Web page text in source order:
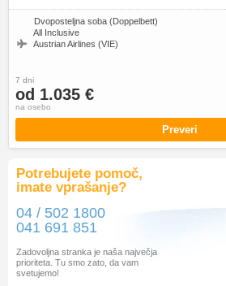
Potrebujete pomoč,
imate vprašanje?
04 / 502 1800
041 691 851
Zadovoljna stranka je naša največja
prioriteta. Tu smo zato, da vam
svetujemo!
Dvoposteljna soba (Doppelbett)
All Inclusive
Austrian Airlines (VIE)
7 dni
od 1.035 €
na osebo
Preveri